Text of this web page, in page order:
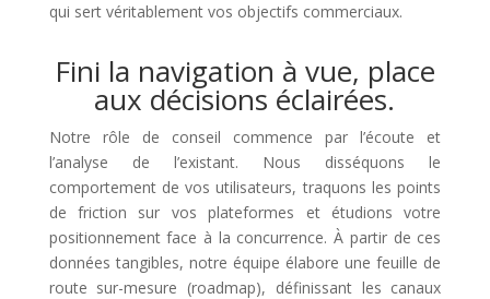
qui sert véritablement vos objectifs commerciaux.
Fini la navigation à vue, place
aux décisions éclairées.
Notre rôle de conseil commence par l’écoute et
l’analyse de l’existant. Nous disséquons le
comportement de vos utilisateurs, traquons les points
de friction sur vos plateformes et étudions votre
positionnement face à la concurrence. À partir de ces
données tangibles, notre équipe élabore une feuille de
route sur-mesure (roadmap), définissant les canaux